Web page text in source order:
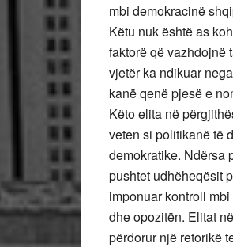
mbi demokracinë
Këtu nuk është as
faktorë që vazhdojnë
vjetër ka ndikuar
kanë qenë pjesë e
Këto elita në
veten si politikanë të
demokratike. Ndërsa
pushtet udhëheqësit
imponuar kontroll
dhe opozitën. Elitat
përdorur një retorikë